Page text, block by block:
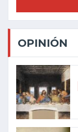
OPINIÓN